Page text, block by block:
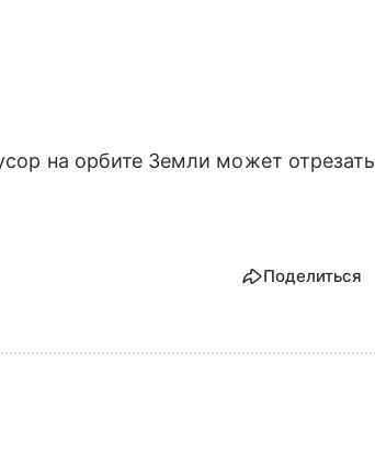
на орбите Земли может отрезать
Поделиться